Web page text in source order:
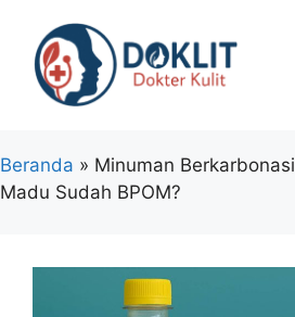
Beranda » Minuman
Madu Sudah BPOM?